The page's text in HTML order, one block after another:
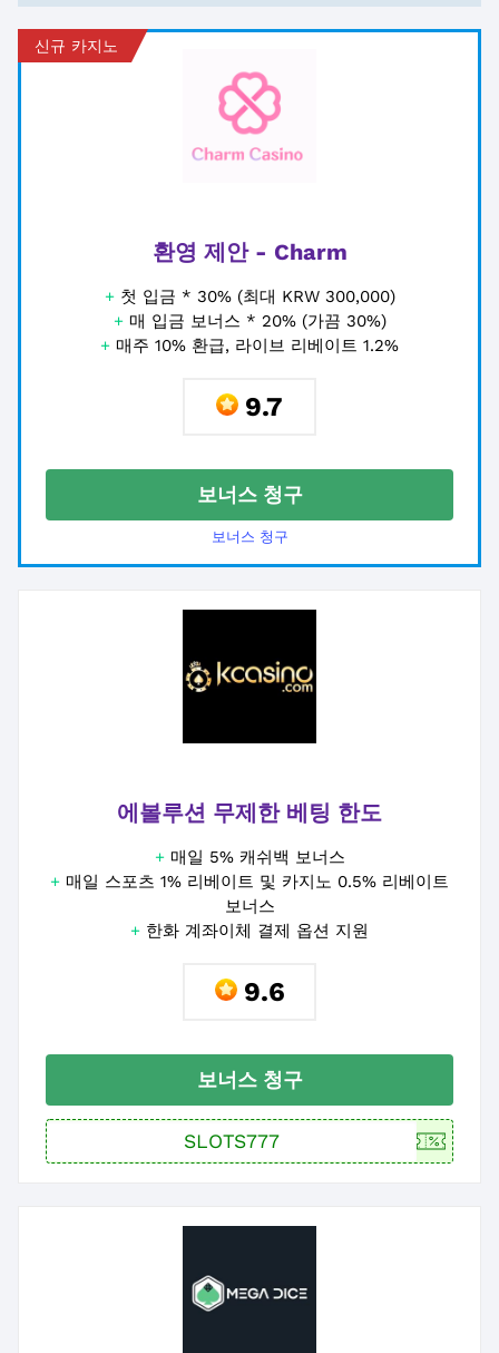
신규 카지노
환영 제안 - Charm
+ 첫 입금 * 30% (최대 KRW 300,000)
+ 매 입금 보너스 * 20% (가끔 30%)
+ 매주 10% 환급, 라이브 리베이트 1.2%
9.7
보너스 청구
보너스 청구
에볼루션 무제한 베팅 한도
+ 매일 5% 캐쉬백 보너스
+ 매일 스포츠 1% 리베이트 및 카지노 0.5% 리베이트
보너스
+ 한화 계좌이체 결제 옵션 지원
9.6
보너스 청구